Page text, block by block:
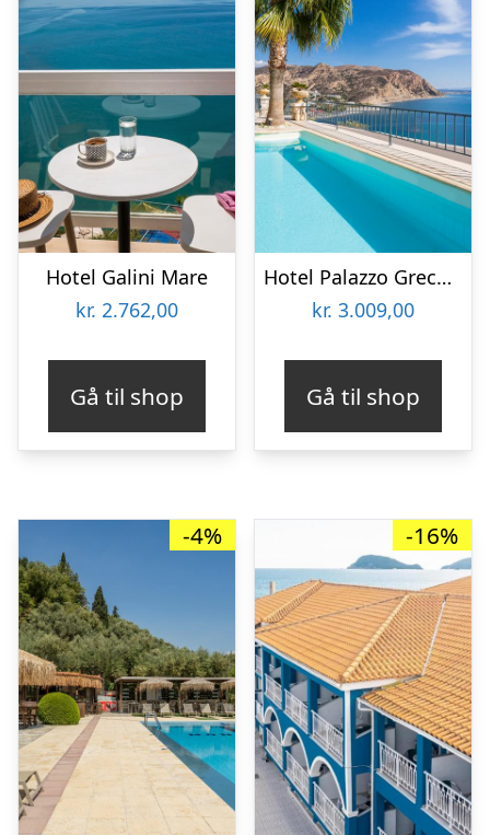
Hotel Galini Mare
kr. 2.762,00
Gå til shop
Hotel Palazzo Greco Boutique
kr. 3.009,00
Gå til shop
-4% -16%